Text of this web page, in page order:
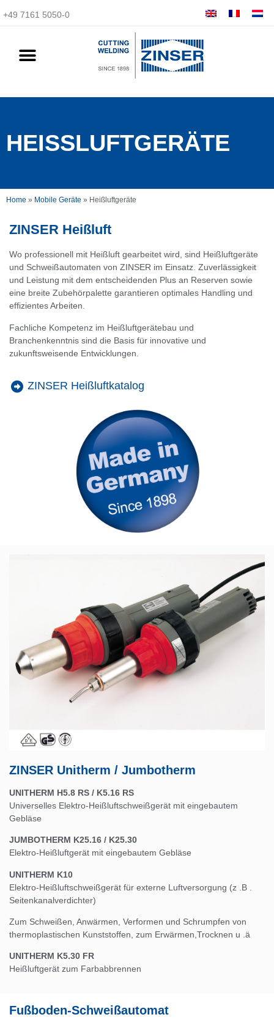
+49 7161 5050-0
HEISSLUFTGERÄTE
Home » Mobile Geräte » Heißluftgeräte
ZINSER Heißluft
Wo professionell mit Heißluft gearbeitet wird, sind Heißluftgeräte
und Schweißautomaten von ZINSER im Einsatz. Zuverlässigkeit
und Leistung mit dem entscheidenden Plus an Reserven sowie
eine breite Zubehörpalette garantieren optimales Handling und
effizientes Arbeiten.
Fachliche Kompetenz im Heißluftgerätebau und
Branchenkenntnis sind die Basis für innovative und
zukunftsweisende Entwicklungen.
ZINSER Heißluftkatalog​
ZINSER Unitherm / Jumbotherm
UNITHERM H5.8 RS / K5.16 RS
Universelles Elektro-Heißluftschweißgerät mit eingebautem
Gebläse
JUMBOTHERM K25.16 / K25.30
Elektro-Heißluftgerät mit eingebautem Gebläse
UNITHERM K10
Elektro-Heißluftschweißgerät für externe Luftversorgung (z .B .
Seitenkanalverdichter)
Zum Schweißen, Anwärmen, Verformen und Schrumpfen von
thermoplastischen Kunststoffen, zum Erwärmen,Trocknen u .ä
UNITHERM K5.30 FR
Heißluftgerät zum Farbabbrennen
Fußboden-Schweißautomat